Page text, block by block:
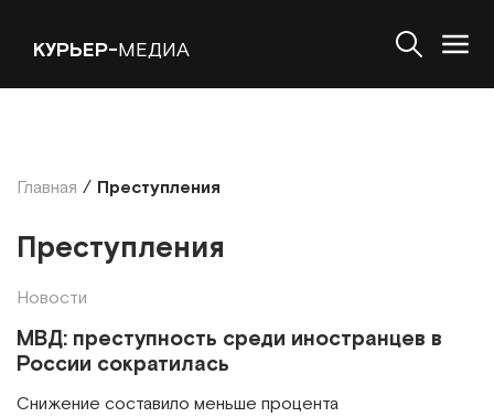
КУРЬЕР-МЕДИА
Главная / Преступления
Преступления
Новости
МВД: преступность среди иностранцев в
России сократилась
Снижение составило меньше процента